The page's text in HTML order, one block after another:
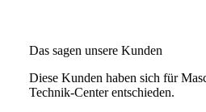
Das sagen unsere Kunden
Diese Kunden haben sich für
Technik-Center entschieden.